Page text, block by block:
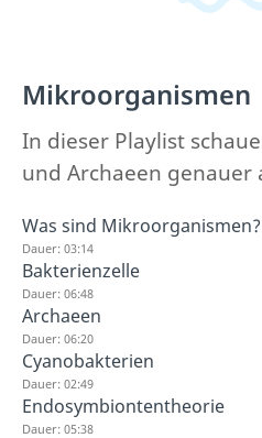
Mikroorganismen
In dieser Playlist
und Archaeen genauer
Was sind Mikroorganismen?
Dauer: 03:14
Bakterienzelle
Dauer: 06:48
Archaeen
Dauer: 06:20
Cyanobakterien
Dauer: 02:49
Endosymbiontentheorie
Dauer: 05:38